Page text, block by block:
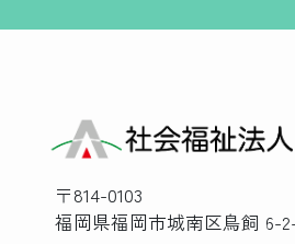
〒814-0103
福岡県福岡市城南区鳥飼 6-